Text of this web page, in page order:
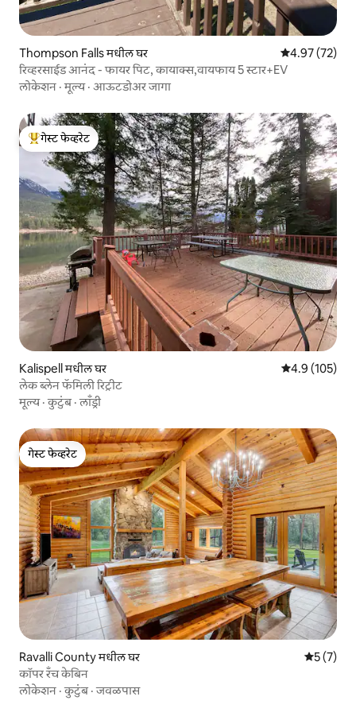
Thompson Falls मधील घर 5 पैकी 4.97
4.97 (72)
रिव्हरसाईड आनंद - फायर पिट, कायाक्स,वायफाय 5 स्टार+EV
लोकेशन ·मूल्य· आऊटडोअर जागा
टॉप गेस्ट फेव्हरेट
गेस्ट फेव्हरेट
Kalispell मधील घर 5 पैकी 4.9
4.9 (105)
लेक ब्लेन फॅमिली रिट्रीट
मूल्य·कुटुंब·लाँड्री
गेस्ट फेव्हरेट
गेस्ट फेव्हरेट
Ravalli County मधील घर 5 पैकी 5
5 (7)
कॉपर रँच केबिन
लोकेशन ·कुटुंब·जवळपास